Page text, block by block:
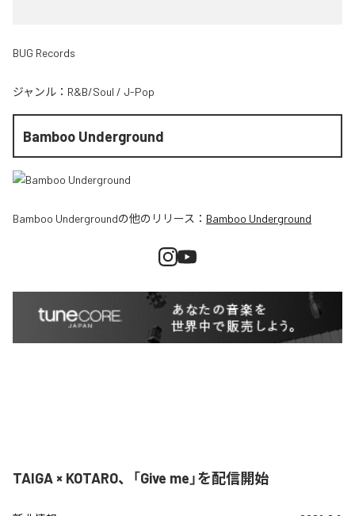
BUG Records
ジャンル： R&B/Soul / J-Pop
Bamboo Underground
Bamboo Undergroundの他のリリース： Bamboo Underground
TAIGA × KOTARO、「Give me」を配信開始